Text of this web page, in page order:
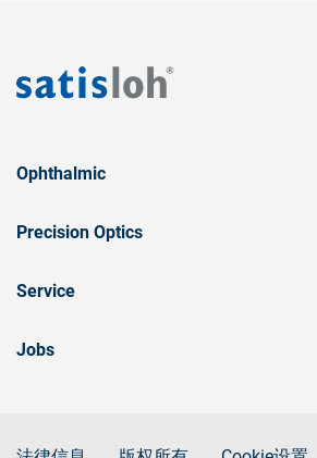
Ophthalmic
Precision Optics
Service
Jobs